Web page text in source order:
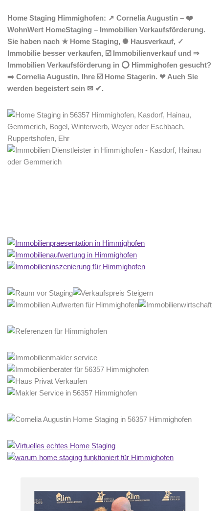
Home Staging Himmighofen: ↗️ Cornelia Augustin – ❤️
WohnWert HomeStaging – Immobilien Verkaufsförderung.
Sie haben nach ★ Home Staging, ✺ Hausverkauf, ✓
Immobilie besser verkaufen, ☑️ Immobilienverkauf und ⇒
Immobilien Verkaufsförderung in ⭕ Himmighofen gesucht?
➡️ Cornelia Augustin, Ihre ☑️ Home Stagerin. ❤ Auch Sie
werden begeistert sein ✉ ✔.